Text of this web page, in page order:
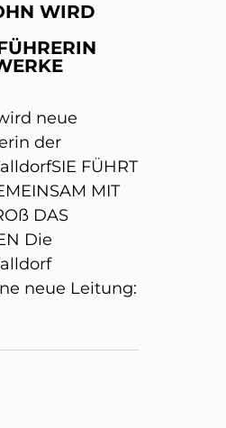
WIRD
neue
der
FÜHRT
MIT
DAS
Die
neue Leitung: